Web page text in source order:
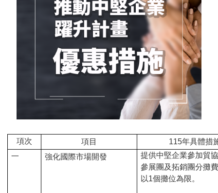
網項次 項目 115年具體措
一
強化國際市場開發
提供中堅企業參加貿
參展團及拓銷團分攤
以1個攤位為限。